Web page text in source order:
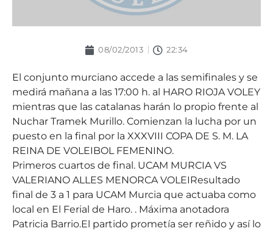
08/02/2013 22:34
El conjunto murciano accede a las semifinales y se
medirá mañana a las 17:00 h. al HARO RIOJA VOLEY
mientras que las catalanas harán lo propio frente al
Nuchar Tramek Murillo. Comienzan la lucha por un
puesto en la final por la XXXVIII COPA DE S. M. LA
REINA DE VOLEIBOL FEMENINO.
Primeros cuartos de final. UCAM MURCIA VS
VALERIANO ALLES MENORCA VOLEIResultado
final de 3 a 1 para UCAM Murcia que actuaba como
local en El Ferial de Haro. . Máxima anotadora
Patricia Barrio.El partido prometía ser reñido y así lo